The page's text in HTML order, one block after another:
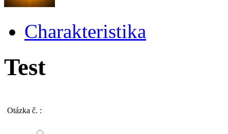
Charakteristika
Test
Otázka č. :